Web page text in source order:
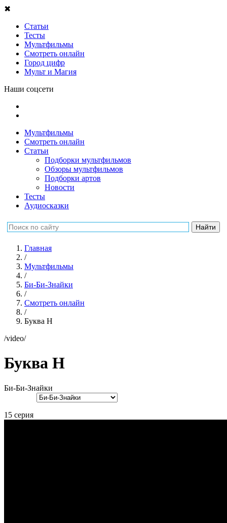
✖
Статьи
Тесты
Мультфильмы
Смотреть онлайн
Город цифр
Мульт и Магия
Наши соцсети
Мультфильмы
Смотреть онлайн
Статьи
Подборки мультфильмов
Обзоры мультфильмов
Подборки артов
Новости
Тесты
Аудиосказки
Главная
/
Мультфильмы
/
Би-Би-Знайки
/
Смотреть онлайн
/
Буква Н
/video/
Буква Н
Би-Би-Знайки
15 серия